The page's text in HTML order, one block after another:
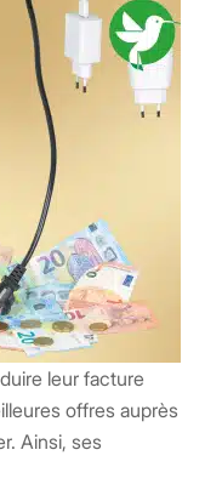
leur facture
offres auprès
Ainsi, ses